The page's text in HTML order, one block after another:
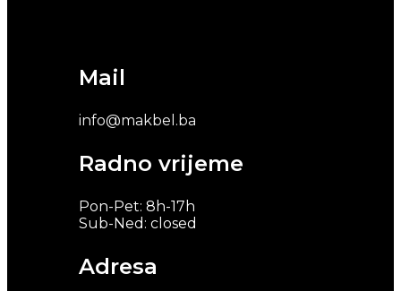
Mail
info@makbel.ba
Radno vrijeme
Pon-Pet: 8h-17h
Sub-Ned: closed
Adresa